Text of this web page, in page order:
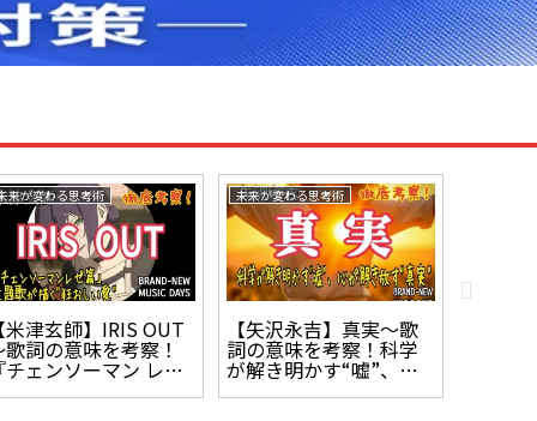
来が変わる思考術
【米津玄師】IRIS OUT
歌詞の意味を考察！
チェンソーマン レゼ
』主題歌が描く“狂お
未来が変わる思考術
【矢沢永吉】真実～歌
詞の意味を考察！科学
が解き明かす“嘘”、心
を解き放す“真実”